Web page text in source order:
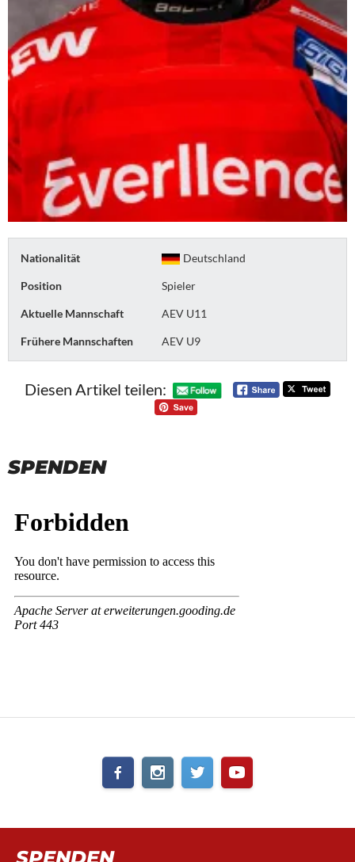
Nationalität Deutschland
Position Spieler
Aktuelle Mannschaft AEV U11
Frühere Mannschaften AEV U9
Diesen Artikel teilen:
SPENDEN
SPENDEN